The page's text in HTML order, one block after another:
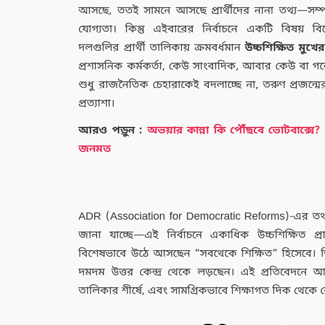
আসছে, ততই সামনে আসছে প্রার্থীদের নানা
যোগ্যতা। কিন্তু এইবারের নির্বাচনে একটি বিষয়
দলগুলির প্রার্থী তালিকায় ক্রমবর্ধমানউচ্চশিক্ষিত
প্রশাসনিক কর্মকর্তা, কেউ সাংবাদিক, আবার কেউ বা
শুধু রাজনৈতিক চেহারাকেই বদলাচ্ছে না, তরুণ
প্রত্যাশা।
আরও পড়ুন : অভয়ার কান্না কি পৌঁছবে
জনমত
ADR (Association for Democratic Reforms)-এর তথ্য
জানা যাচ্ছে—এই নির্বাচনে একাধিক উচ্চশিক্ষিত
বিশেষভাবে উঠে আসছেন “সবথেকে শিক্ষিত” হিসেবে।
দমদম উত্তর কেন্দ্র থেকে লড়ছেন। এই
তালিকার শীর্ষে, এবং সামগ্রিকভাবে শিক্ষাগত দিক থেকে